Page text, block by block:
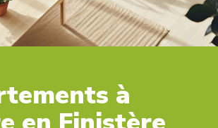
Local
Box
VENDRE
à